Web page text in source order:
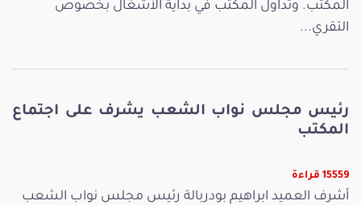
المكتب. وتداول المكتب في بداية الأشغال بخصوص
التقري...
رئيس مجلس نواب الشعب يشرف على اجتماع
المكتب
15559 قراءة
أشرف العميد ابراهيم بودربالة رئيس مجلس نواب الشعب